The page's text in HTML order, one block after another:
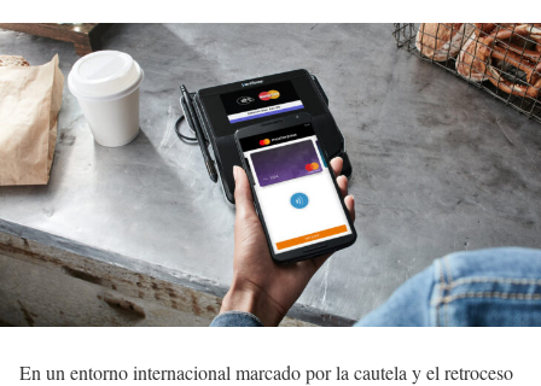
En un entorno internacional marcado por la cautela y el retroceso